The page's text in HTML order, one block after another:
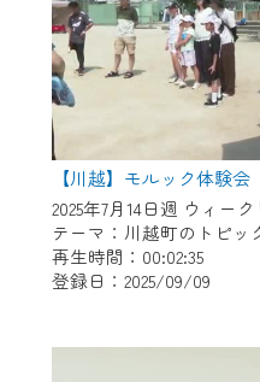
【川越】モルック体験会
2025年7月14日週 ウィー
テーマ：川越町のトピッ
再生時間：00:02:35
登録日：2025/09/09